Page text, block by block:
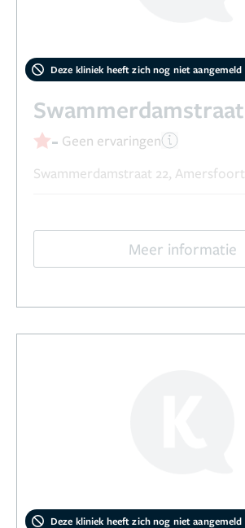
Deze kliniek heeft zich nog niet aangemeld
Swammerdamstraat
- Geen ervaringen
Swammerdamstraat 22, Amersfoort
Meer informatie
Deze kliniek heeft zich nog niet aangemeld